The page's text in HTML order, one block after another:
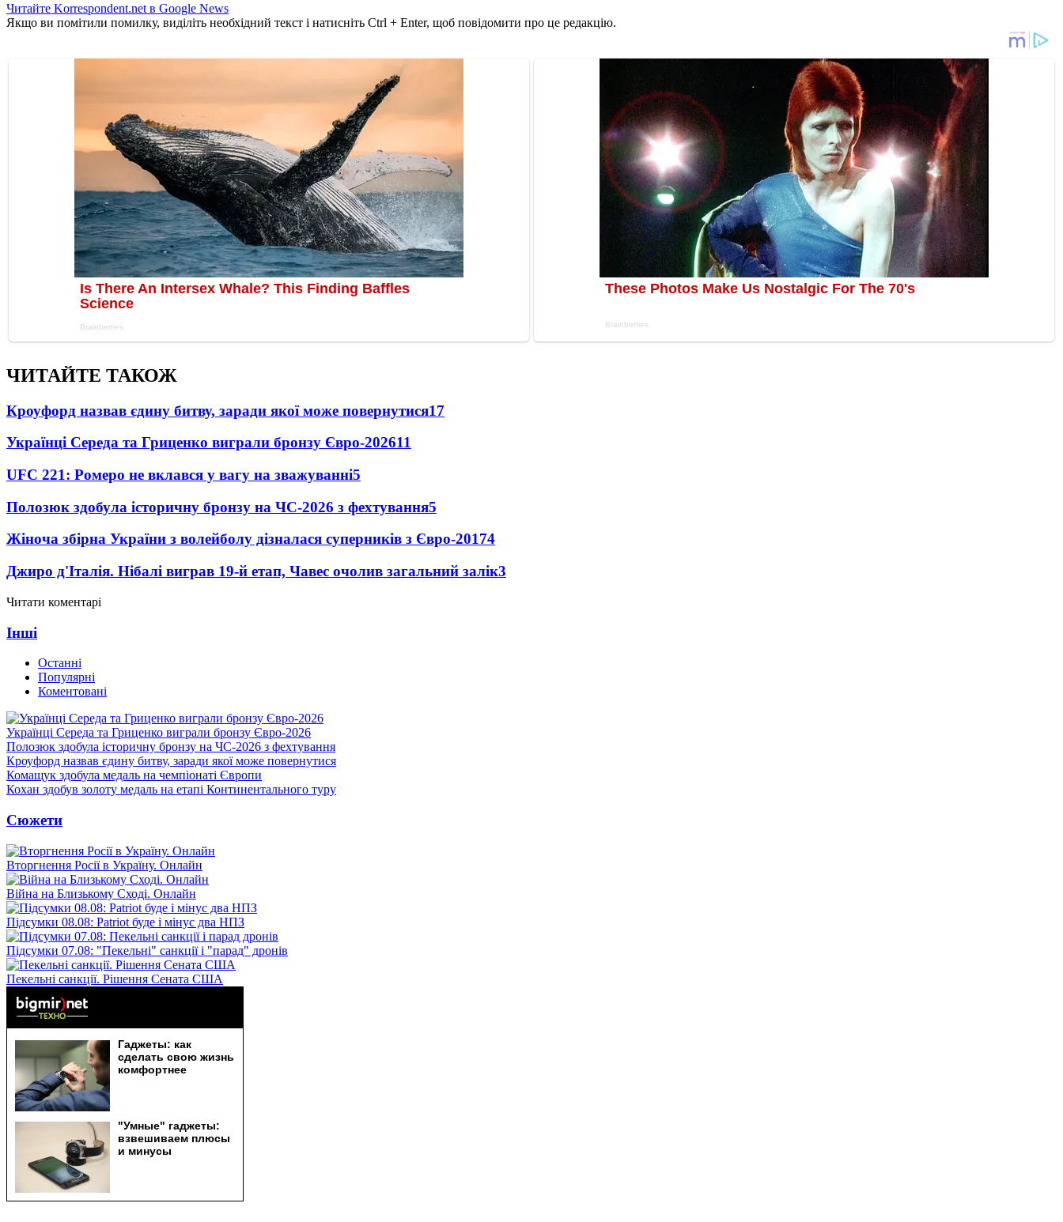
Читайте Korrespondent.net в Google News
Якщо ви помітили помилку, виділіть необхідний текст і натисніть Ctrl + Enter, щоб повідомити про це редакцію.
ЧИТАЙТЕ ТАКОЖ
Кроуфорд назвав єдину битву, заради якої може повернутися17
Українці Середа та Гриценко виграли бронзу Євро-202611
UFC 221: Ромеро не вклався у вагу на зважуванні5
Полозюк здобула історичну бронзу на ЧС-2026 з фехтування5
Жіноча збірна України з волейболу дізналася суперників з Євро-20174
Джиро д'Італія. Нібалі виграв 19-й етап, Чавес очолив загальний залік3
Читати коментарі
Інші
Останні
Популярні
Коментовані
Українці Середа та Гриценко виграли бронзу Євро-2026
Полозюк здобула історичну бронзу на ЧС-2026 з фехтування
Кроуфорд назвав єдину битву, заради якої може повернутися
Комащук здобула медаль на чемпіонаті Європи
Кохан здобув золоту медаль на етапі Континентального туру
Сюжети
Вторгнення Росії в Україну. Онлайн
Війна на Близькому Сході. Онлайн
Підсумки 08.08: Patriot буде і мінус два НПЗ
Підсумки 07.08: "Пекельні" санкції і "парад" дронів
Пекельні санкції. Рішення Сената США